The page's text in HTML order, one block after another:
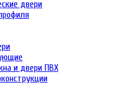
двери
и двери ПВХ